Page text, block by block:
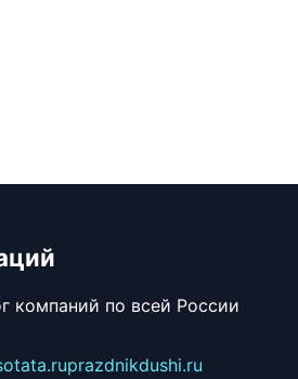
компаний по всей России
prazdnikdushi.ru